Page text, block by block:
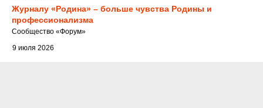
Журналу «Родина» – больше чувства Родины и
профессионализма
9 июля 2026
Cообщество «Форум»